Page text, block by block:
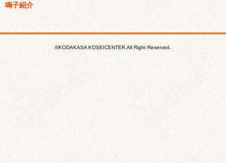
鳴子紹介
©KODAKASA KOSEICENTER.All Right Reserved.